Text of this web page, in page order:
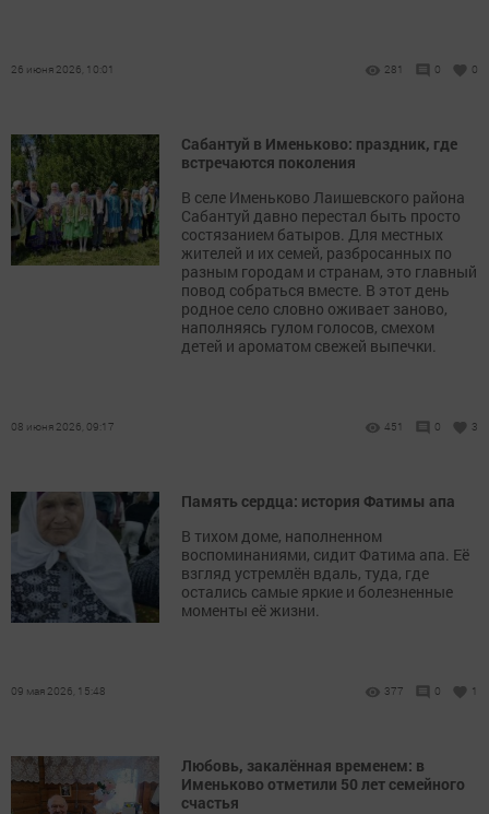
26 июня 2026, 10:01 281 0 0
Сабантуй в Именьково: праздник, где
встречаются поколения
В селе Именьково Лаишевского района
Сабантуй давно перестал быть просто
состязанием батыров. Для местных
жителей и их семей, разбросанных по
разным городам и странам, это главный
повод собраться вместе. В этот день
родное село словно оживает заново,
наполняясь гулом голосов, смехом
детей и ароматом свежей выпечки.
08 июня 2026, 09:17 451 0 3
Память сердца: история Фатимы апа
В тихом доме, наполненном
воспоминаниями, сидит Фатима апа. Её
взгляд устремлён вдаль, туда, где
остались самые яркие и болезненные
моменты её жизни.
09 мая 2026, 15:48 377 0 1
Любовь, закалённая временем: в
Именьково отметили 50 лет семейного
счастья